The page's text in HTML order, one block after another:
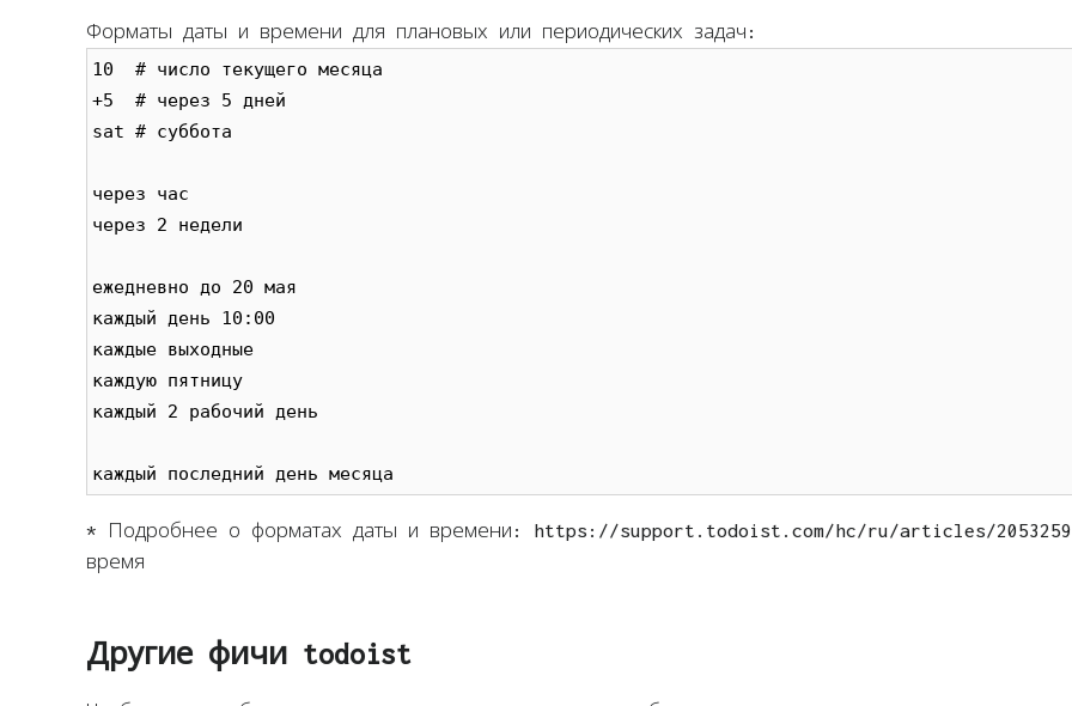
Форматы даты и времени для плановых или периодических задач:
10  # число текущего месяца
+5  # через 5 дней
sat # суббота
через час
через 2 недели
ежедневно до 20 мая
каждый день 10:00
каждые выходные
каждую пятницу
каждый 2 рабочий день
каждый последний день месяца
* Подробнее о форматах даты и времени: https://support.todoist.com/hc/ru/articles/
время
Другие фичи todoist